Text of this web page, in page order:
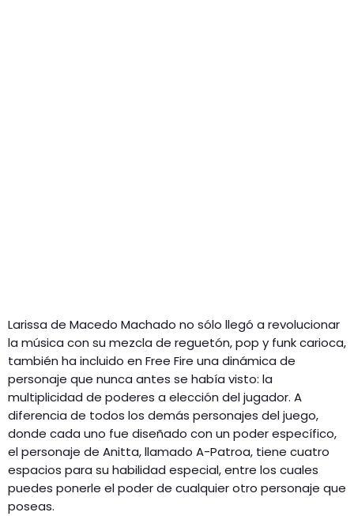
Larissa de Macedo Machado no sólo llegó a revolucionar
la música con su mezcla de reguetón, pop y funk carioca,
también ha incluido en Free Fire una dinámica de
personaje que nunca antes se había visto: la
multiplicidad de poderes a elección del jugador. A
diferencia de todos los demás personajes del juego,
donde cada uno fue diseñado con un poder específico,
el personaje de Anitta, llamado A-Patroa, tiene cuatro
espacios para su habilidad especial, entre los cuales
puedes ponerle el poder de cualquier otro personaje que
poseas.